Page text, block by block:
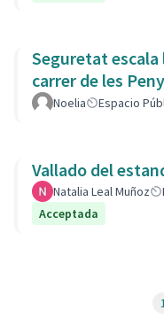
Seguretat
carrer de les
Noelia Espacio
Vallado del
Natalia Leal Muñoz
Acceptada